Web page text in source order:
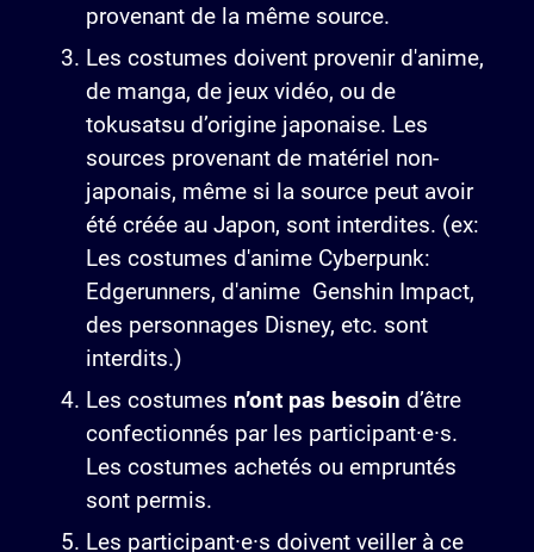
provenant de la même source.
Les costumes doivent provenir d'anime,
de manga, de jeux vidéo, ou de
tokusatsu d’origine japonaise. Les
sources provenant de matériel non-
japonais, même si la source peut avoir
été créée au Japon, sont interdites. (ex:
Les costumes d'anime Cyberpunk:
Edgerunners, d'anime Genshin Impact,
des personnages Disney, etc. sont
interdits.)
Les costumes n’ont pas besoin d’être
confectionnés par les participant·e·s.
Les costumes achetés ou empruntés
sont permis.
Les participant·e·s doivent veiller à ce